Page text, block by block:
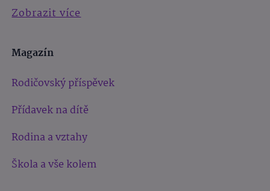
Zobrazit více
Magazín
Rodičovský příspěvek
Přídavek na dítě
Rodina a vztahy
Škola a vše kolem